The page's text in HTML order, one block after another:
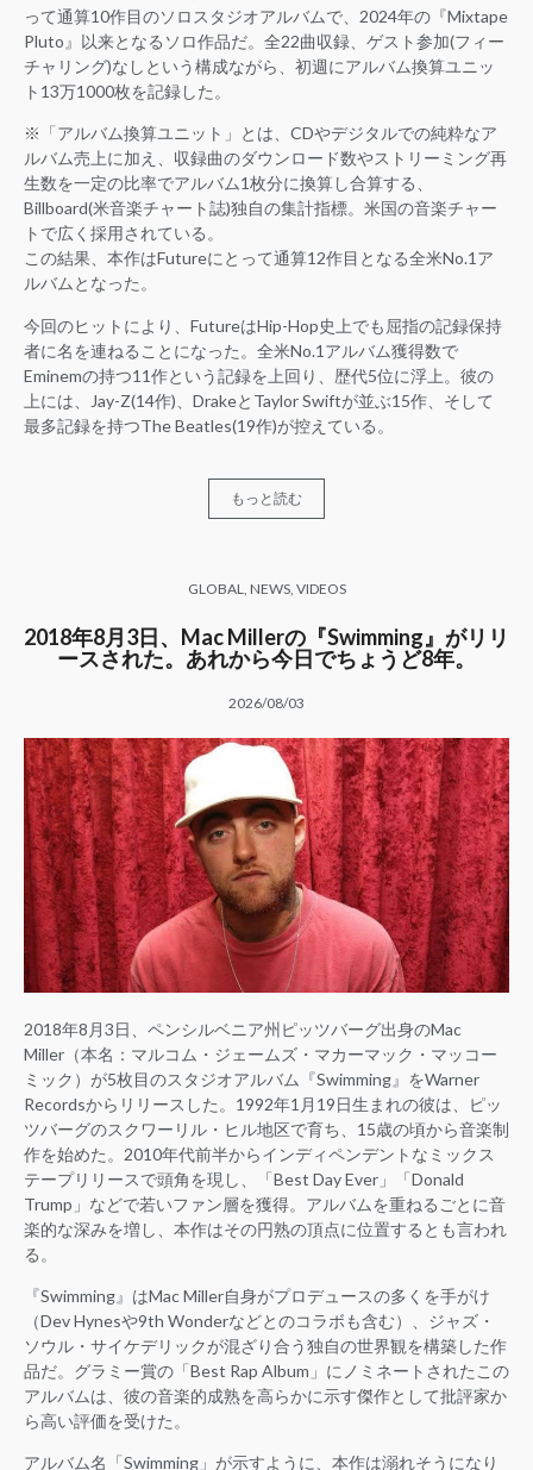
って通算10作目のソロスタジオアルバムで、2024年の『Mixtape
Pluto』以来となるソロ作品だ。全22曲収録、ゲスト参加(フィー
チャリング)なしという構成ながら、初週にアルバム換算ユニッ
ト13万1000枚を記録した。
※「アルバム換算ユニット」とは、CDやデジタルでの純粋なア
ルバム売上に加え、収録曲のダウンロード数やストリーミング再
生数を一定の比率でアルバム1枚分に換算し合算する、
Billboard(米音楽チャート誌)独自の集計指標。米国の音楽チャー
トで広く採用されている。
この結果、本作はFutureにとって通算12作目となる全米No.1ア
ルバムとなった。
今回のヒットにより、FutureはHip-Hop史上でも屈指の記録保持
者に名を連ねることになった。全米No.1アルバム獲得数で
Eminemの持つ11作という記録を上回り、歴代5位に浮上。彼の
上には、Jay-Z(14作)、DrakeとTaylor Swiftが並ぶ15作、そして
最多記録を持つThe Beatles(19作)が控えている。
もっと読む
GLOBAL, NEWS, VIDEOS
2018年8月3日、Mac Millerの『Swimming』がリリ
ースされた。あれから今日でちょうど8年。
2026/08/03
2018年8月3日、ペンシルベニア州ピッツバーグ出身のMac
Miller（本名：マルコム・ジェームズ・マカーマック・マッコー
ミック）が5枚目のスタジオアルバム『Swimming』をWarner
Recordsからリリースした。1992年1月19日生まれの彼は、ピッ
ツバーグのスクワーリル・ヒル地区で育ち、15歳の頃から音楽制
作を始めた。2010年代前半からインディペンデントなミックス
テープリリースで頭角を現し、「Best Day Ever」「Donald
Trump」などで若いファン層を獲得。アルバムを重ねるごとに音
楽的な深みを増し、本作はその円熟の頂点に位置するとも言われ
る。
『Swimming』はMac Miller自身がプロデュースの多くを手がけ
（Dev Hynesや9th Wonderなどとのコラボも含む）、ジャズ・
ソウル・サイケデリックが混ざり合う独自の世界観を構築した作
品だ。グラミー賞の「Best Rap Album」にノミネートされたこの
アルバムは、彼の音楽的成熟を高らかに示す傑作として批評家か
ら高い評価を受けた。
アルバム名「Swimming」が示すように、本作は溺れそうになり